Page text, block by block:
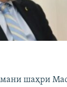
шаҳри